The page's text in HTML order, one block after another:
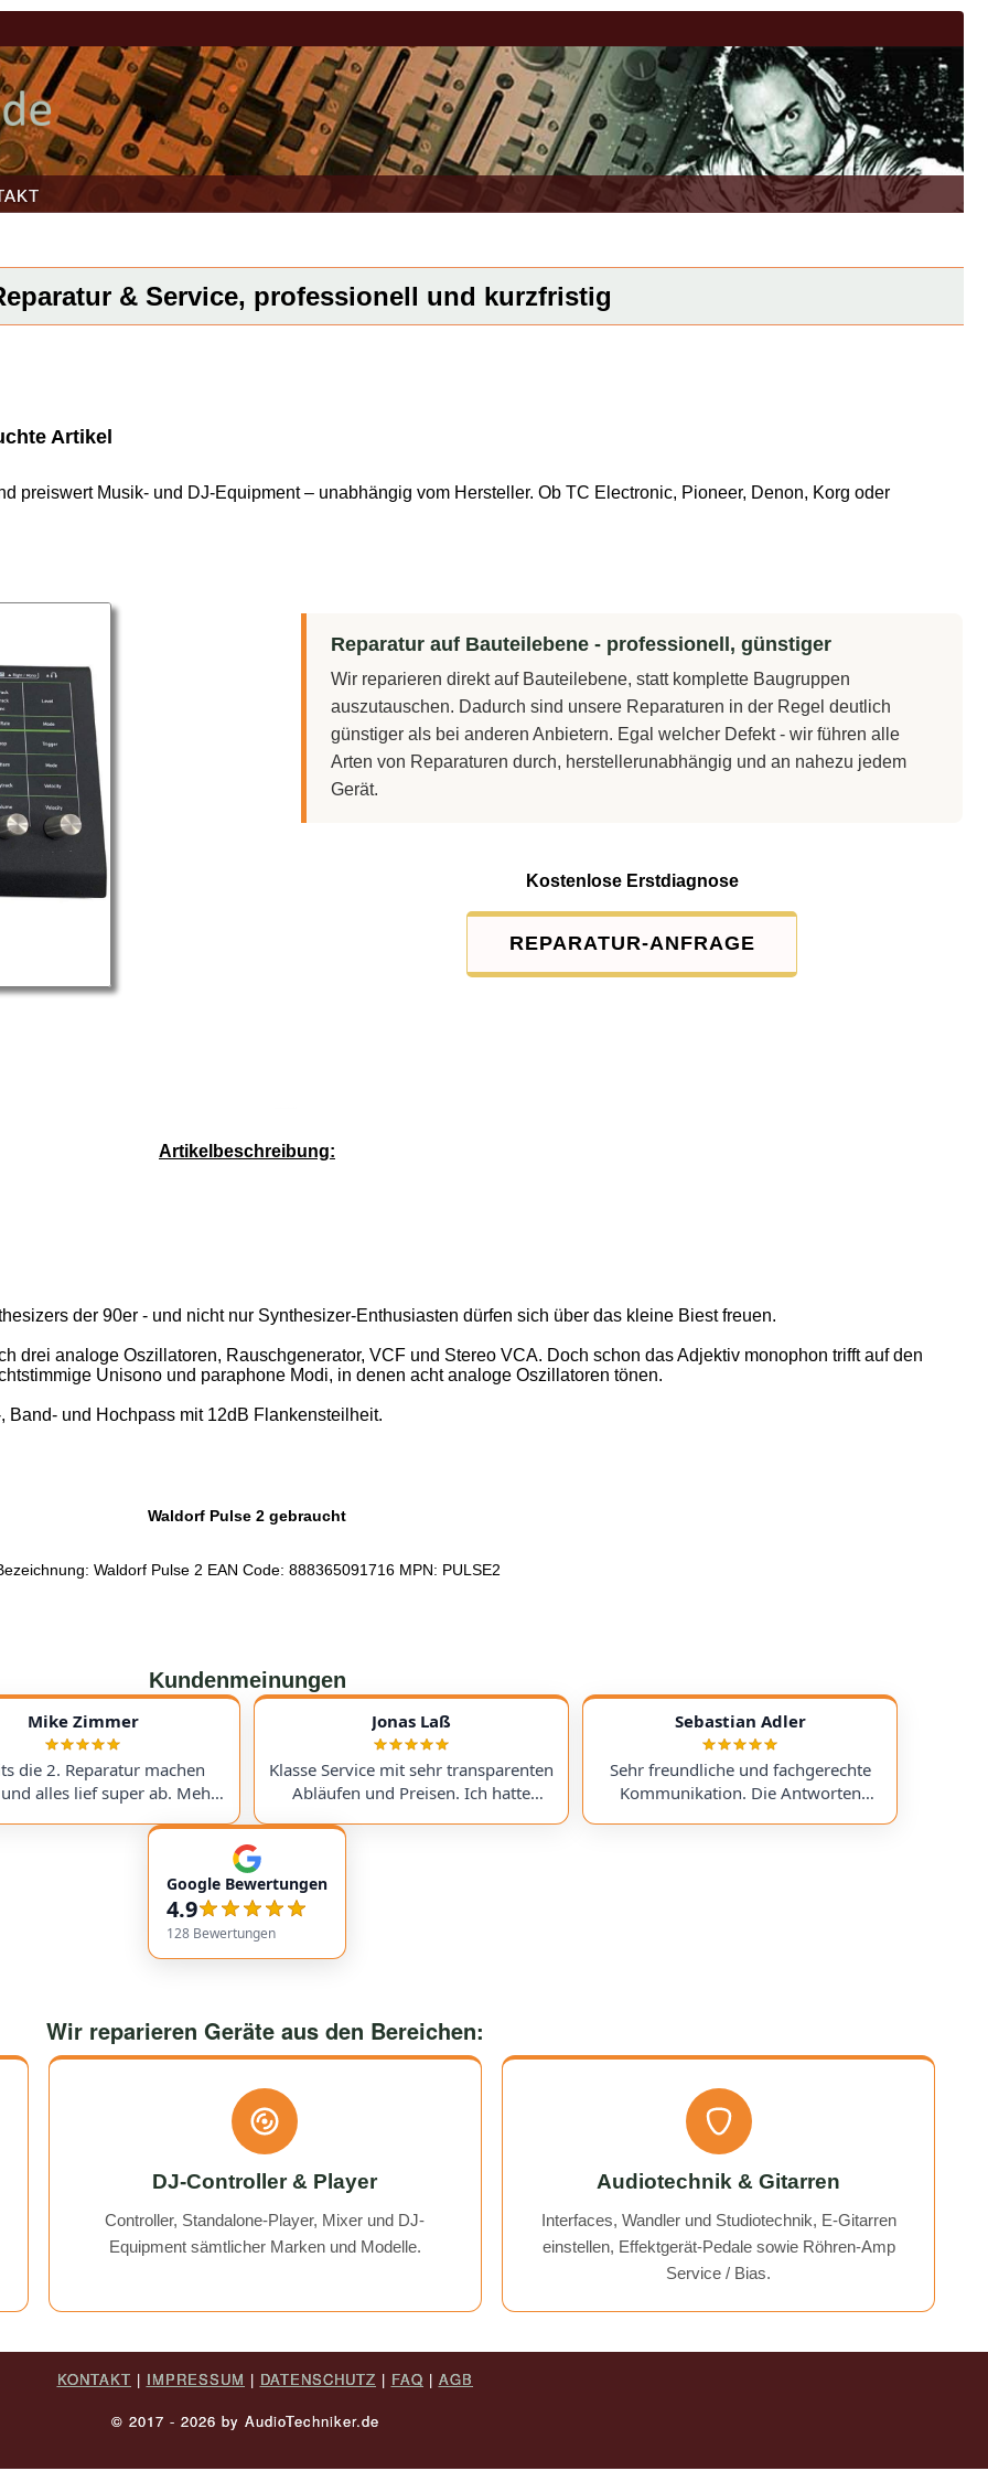
& Service, professionell und kurzfristig
Artikel
preiswert Musik- und DJ-Equipment – unabhängig vom Hersteller. Ob TC Electronic, Pioneer, Denon, Korg oder
Reparatur auf Bauteilebene - professionell, günstiger
Wir reparieren direkt auf Bauteilebene, statt komplette Baugruppen
auszutauschen. Dadurch sind unsere Reparaturen in der Regel deutlich
günstiger als bei anderen Anbietern. Egal welcher Defekt - wir führen alle
Arten von Reparaturen durch, herstellerunabhängig und an nahezu jedem
Gerät.
Kostenlose Erstdiagnose
REPARATUR-ANFRAGE
Artikelbeschreibung:
der 90er - und nicht nur Synthesizer-Enthusiasten dürfen sich über das kleine Biest freuen.
drei analoge Oszillatoren, Rauschgenerator, VCF und Stereo VCA. Doch schon das Adjektiv monophon trifft auf den
Unisono und paraphone Modi, in denen acht analoge Oszillatoren tönen.
Band- und Hochpass mit 12dB Flankensteilheit.
Waldorf Pulse 2 gebraucht
Waldorf Pulse 2 EAN Code: 888365091716 MPN: PULSE2
Kundenmeinungen
Mike Zimmer
die 2. Reparatur machen
alles lief super ab. Mehr
Hoffentlich nicht , aber
repair done here, and
went perfectly. The prices
than fair, and the results are
excellent. Hopefully, I won't
Jonas Laß
Klasse Service mit sehr transparenten
Abläufen und Preisen. Ich hatte
hingeschickt. Beim Warten auf ein
genauestens informiert. Jederzeit
wieder! Excellent service with very
transparent processes and pricing. I
sent in my Victory V4 Amp (Duchess).
would use them again anytime!
Sebastian Adler
Sehr freundliche und fachgerechte
Kommunikation. Die Antworten
Google Bewertungen
4.9
128 Bewertungen
Wir reparieren Geräte aus den Bereichen:
DJ-Controller & Player
Controller, Standalone-Player, Mixer und DJ-
Equipment sämtlicher Marken und Modelle.
Audiotechnik & Gitarren
Interfaces, Wandler und Studiotechnik, E-Gitarren
einstellen, Effektgerät-Pedale sowie Röhren-Amp
Service / Bias.
KONTAKT | IMPRESSUM | DATENSCHUTZ | FAQ | AGB
© 2017 - 2026 by AudioTechniker.de